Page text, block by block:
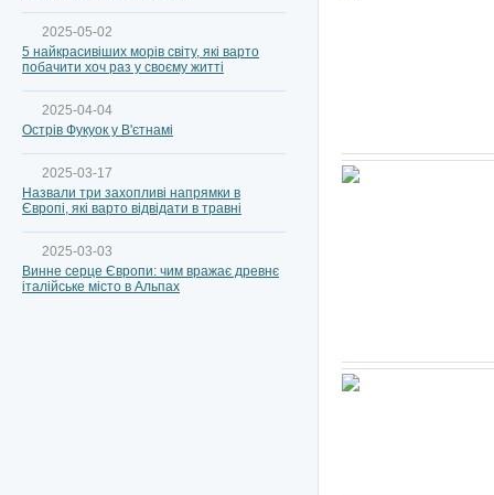
2025-05-02
5 найкрасивіших морів світу, які варто
побачити хоч раз у своєму житті
2025-04-04
Острів Фукуок у В'єтнамі
2025-03-17
Назвали три захопливі напрямки в
Європі, які варто відвідати в травні
2025-03-03
Винне серце Європи: чим вражає древнє
італійське місто в Альпах